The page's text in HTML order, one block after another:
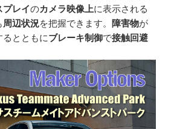
プレイのカメラ映像上に表示される
周辺状況を把握できます。 障害物が
るとともにブレーキ制御で接触回避